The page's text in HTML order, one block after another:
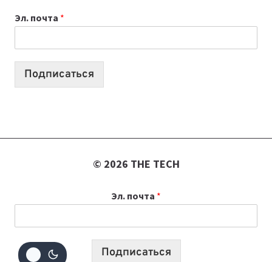
2026:
10
Эл. почта *
Подписаться
© 2026 THE TECH
Эл. почта *
Подписаться